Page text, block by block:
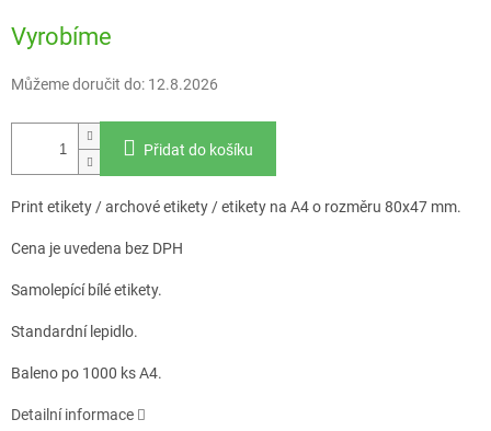
Vyrobíme
Můžeme doručit do: 12.8.2026
Přidat do košíku
Print etikety / archové etikety / etikety na A4 o rozměru 80x47 mm.
Cena je uvedena bez DPH
Samolepící bílé etikety.
Standardní lepidlo.
Baleno po 1000 ks A4.
Detailní informace